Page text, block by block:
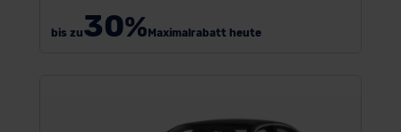
bis zu30%Maximalrabatt heute